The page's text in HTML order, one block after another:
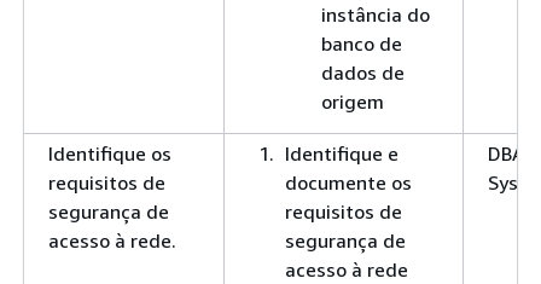
instância do
banco de
dados de
origem
Identifique os
requisitos de
segurança de
acesso à rede.
Identifique e
documente os
requisitos de
segurança de
acesso à rede
DBA,